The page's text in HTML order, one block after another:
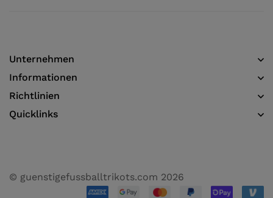
Unternehmen
Informationen​
Richtlinien
Quicklinks
© guenstigefussballtrikots.com 2026